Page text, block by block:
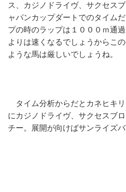
ス、カジノドライヴ、サクセス
ャパンカップダートでのタイム
プの時のラップは１０００ｍ通
よりは速くなるでしょうからこ
ような馬は厳しいでしょうね。
タイム分析からだとカネヒキ
にカジノドライヴ、サクセスブ
チー。展開が向けばサンライズ